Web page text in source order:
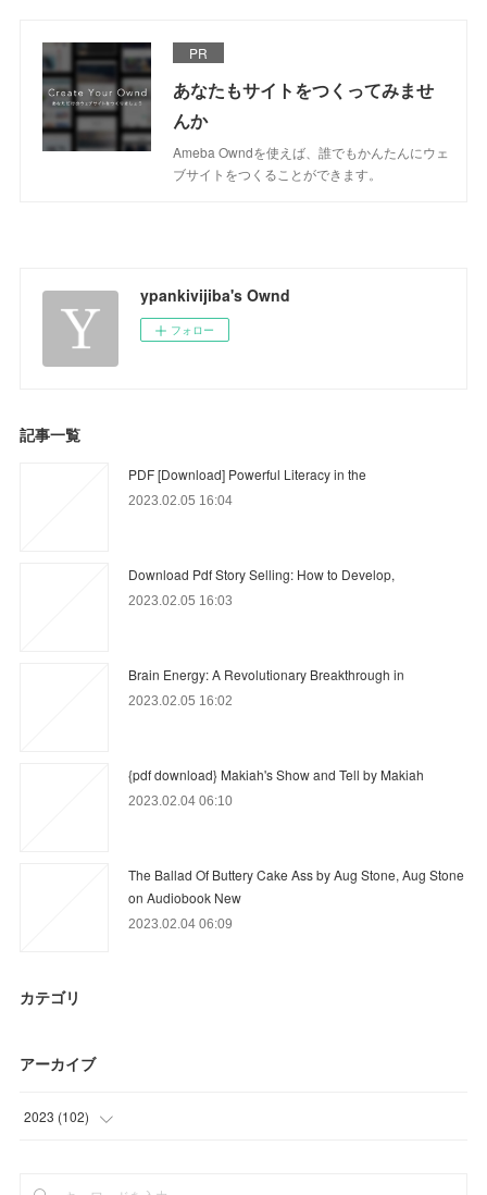
PR
あなたもサイトをつくってみませ
んか
Ameba Owndを使えば、誰でもかんたんにウェ
ブサイトをつくることができます。
ypankivijiba's Ownd
フォロー
記事一覧
PDF [Download] Powerful Literacy in the
2023.02.05 16:04
Download Pdf Story Selling: How to Develop,
2023.02.05 16:03
Brain Energy: A Revolutionary Breakthrough in
2023.02.05 16:02
{pdf download} Makiah's Show and Tell by Makiah
2023.02.04 06:10
The Ballad Of Buttery Cake Ass by Aug Stone, Aug Stone
on Audiobook New
2023.02.04 06:09
カテゴリ
アーカイブ
2023 (102)